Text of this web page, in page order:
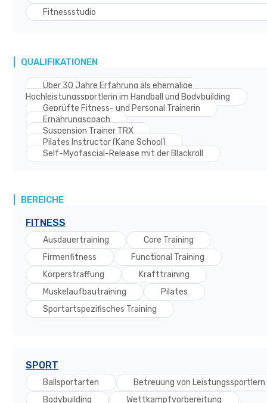
Fitnessstudio
QUALIFIKATIONEN
Über 30 Jahre Erfahrung als ehemalige
Hochleistungssportlerin im Handball und Bodybuilding
Geprüfte Fitness- und Personal Trainerin
Ernährungscoach
Suspension Trainer TRX
Pilates Instructor (Kane School)
Self-Myofascial-Release mit der Blackroll
BEREICHE
FITNESS
Ausdauertraining
Core Training
Firmenfitness
Functional Training
Körperstraffung
Krafttraining
Muskelaufbautraining
Pilates
Sportartspezifisches Training
SPORT
Ballsportarten
Betreuung von Leistungssportlern
Bodybuilding
Wettkampfvorbereitung